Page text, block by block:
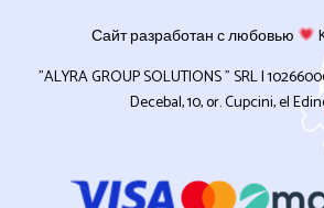
Сайт разработан с любовью
”ALYRA GROUP SOLUTIONS ” SRL |
Decebal, 10, or. Cupcini, el